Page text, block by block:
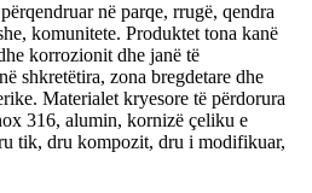
në parqe, rrugë, qendra
komunitete. Produktet tona kanë
korrozionit dhe janë të
shkretëtira, zona bregdetare dhe
Materialet kryesore të përdorura
316, alumin, kornizë çeliku e
tik, dru kompozit, dru i modifikuar,